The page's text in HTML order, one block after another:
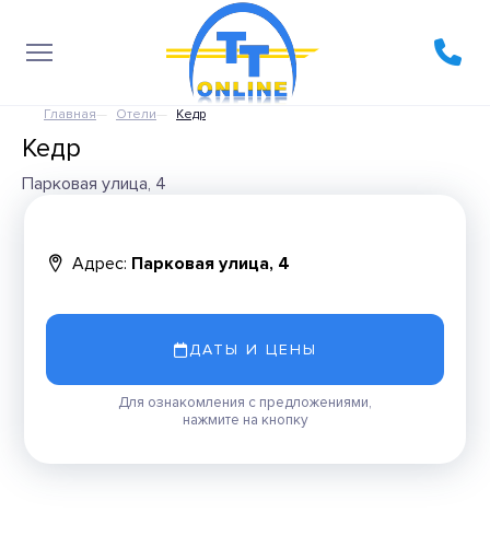
Главная Отели Кедр
Кедр
Парковая улица, 4
Адрес: Парковая улица, 4
ДАТЫ И ЦЕНЫ
Для ознакомления с предложениями,
нажмите на кнопку